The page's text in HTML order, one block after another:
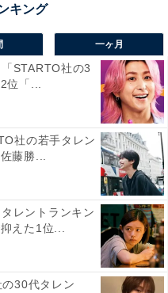
た化学部など、注目を集
にしっかり指導をしてい
「偏差値も70を超えるレ
野球部が有名だから」
ィアや知り合いからの情
あるから」（30代男性／
た。
一ヶ月
STARTO社の3
位「...
社の若手タレン
藤勝...
レントランキン
えた1位...
30代タレン